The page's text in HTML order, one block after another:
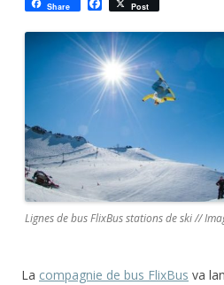
Share
a
c
e
b
o
o
k
Post
Lignes de bus FlixBus stations de ski //
La compagnie de bus FlixBus va